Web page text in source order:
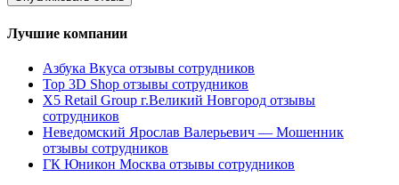
Лучшие компании
Азбука Вкуса отзывы сотрудников
Top 3D Shop отзывы сотрудников
X5 Retail Group г.Великий Новгород отзывы
сотрудников
Неведомский Ярослав Валерьевич — Мошенник
отзывы сотрудников
ГК Юникон Москва отзывы сотрудников